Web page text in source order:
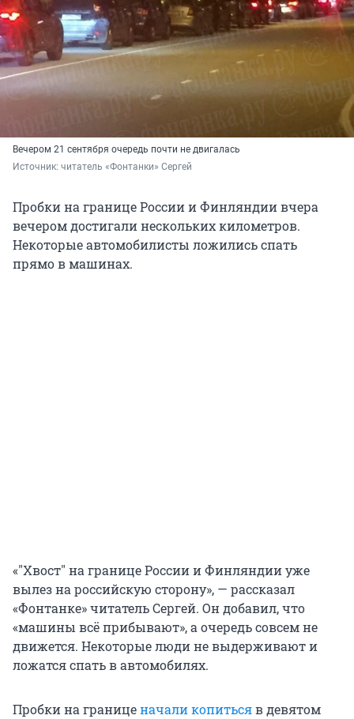
Вечером 21 сентября очередь почти не двигалась
Источник: читатель «Фонтанки» Сергей
Пробки на границе России и Финляндии вчера
вечером достигали нескольких километров.
Некоторые автомобилисты ложились спать
прямо в машинах.
«"Хвост" на границе России и Финляндии уже
вылез на российскую сторону», — рассказал
«Фонтанке» читатель Сергей. Он добавил, что
«машины всё прибывают», а очередь совсем не
движется. Некоторые люди не выдерживают и
ложатся спать в автомобилях.
Пробки на границеначали копитьсяв девятом